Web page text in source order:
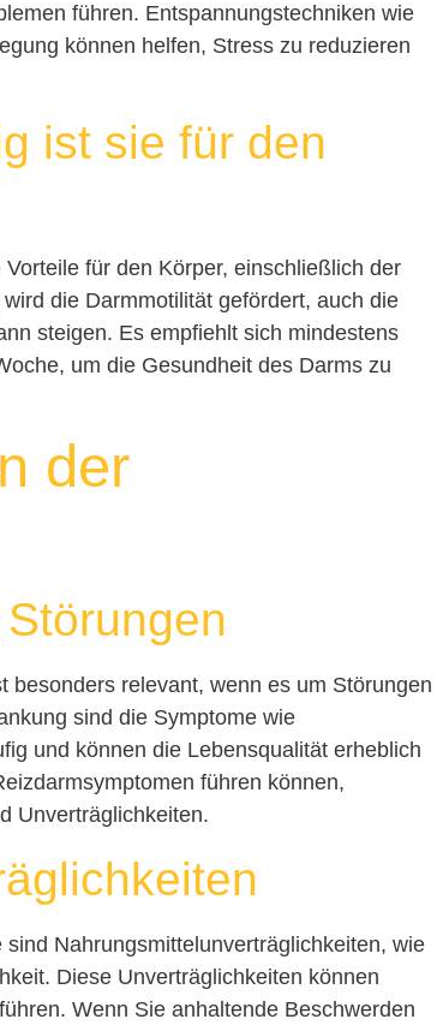
führen. Entspannungstechniken wie
können helfen, Stress zu reduzieren
ist sie für den
für den Körper, einschließlich der
die Darmmotilität gefördert, auch die
steigen. Es empfiehlt sich mindestens
um die Gesundheit des Darms zu
der
besonders relevant, wenn es um Störungen
sind die Symptome wie
und können die Lebensqualität erheblich
führen können,
Unverträglichkeiten.
Nahrungsmittelunverträglichkeiten, wie
Diese Unverträglichkeiten können
Wenn Sie anhaltende Beschwerden